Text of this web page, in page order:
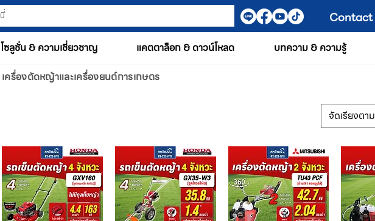
Contact
โซลูชั่น & ความเชี่ยวชาญ แคตตาล็อก & ดาวน์โหลด บทความ & ความรู้
เครื่องตัดหญ้าและเครื่องยนต์การเกษตร
จัดเรียงตาม